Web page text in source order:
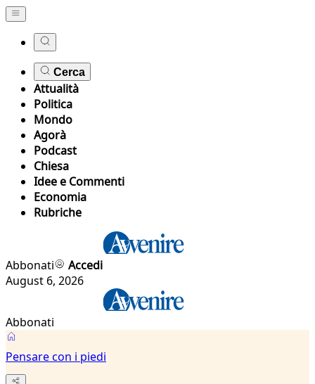
Cerca
Attualità
Politica
Mondo
Agorà
Podcast
Chiesa
Idee e Commenti
Economia
Rubriche
Abbonati
Accedi
August 6, 2026
Abbonati
Pensare con i piedi